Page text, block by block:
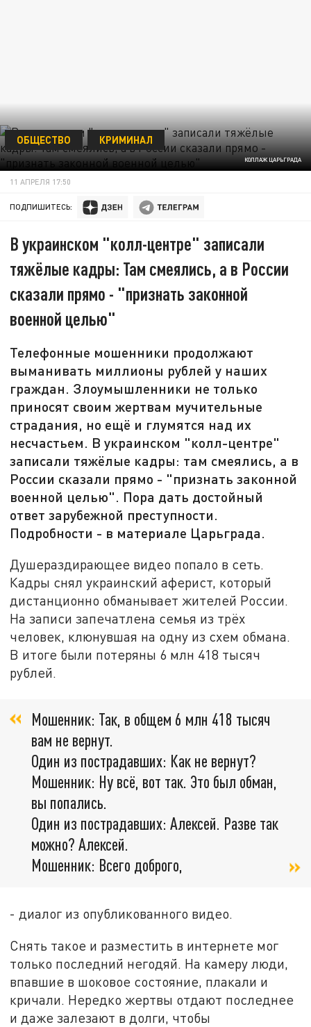
КОЛЛАЖ ЦАРЬГРАДА
ОБЩЕСТВО КРИМИНАЛ
11 АПРЕЛЯ 17:50
ПОДПИШИТЕСЬ:
В украинском "колл-центре" записали
тяжёлые кадры: Там смеялись, а в России
сказали прямо - "признать законной
военной целью"
Телефонные мошенники продолжают
выманивать миллионы рублей у наших
граждан. Злоумышленники не только
приносят своим жертвам мучительные
страдания, но ещё и глумятся над их
несчастьем. В украинском "колл-центре"
записали тяжёлые кадры: там смеялись, а в
России сказали прямо - "признать законной
военной целью". Пора дать достойный
ответ зарубежной преступности.
Подробности - в материале Царьграда.
Душераздирающее видео попало в сеть.
Кадры снял украинский аферист, который
дистанционно обманывает жителей России.
На записи запечатлена семья из трёх
человек, клюнувшая на одну из схем обмана.
В итоге были потеряны 6 млн 418 тысяч
рублей.
Мошенник: Так, в общем 6 млн 418 тысяч
вам не вернут.
Один из пострадавших: Как не вернут?
Мошенник: Ну всё, вот так. Это был обман,
вы попались.
Один из пострадавших: Алексей. Разве так
можно? Алексей.
Мошенник: Всего доброго,
- диалог из опубликованного видео.
Снять такое и разместить в интернете мог
только последний негодяй. На камеру люди,
впавшие в шоковое состояние, плакали и
кричали. Нередко жертвы отдают последнее
и даже залезают в долги, чтобы